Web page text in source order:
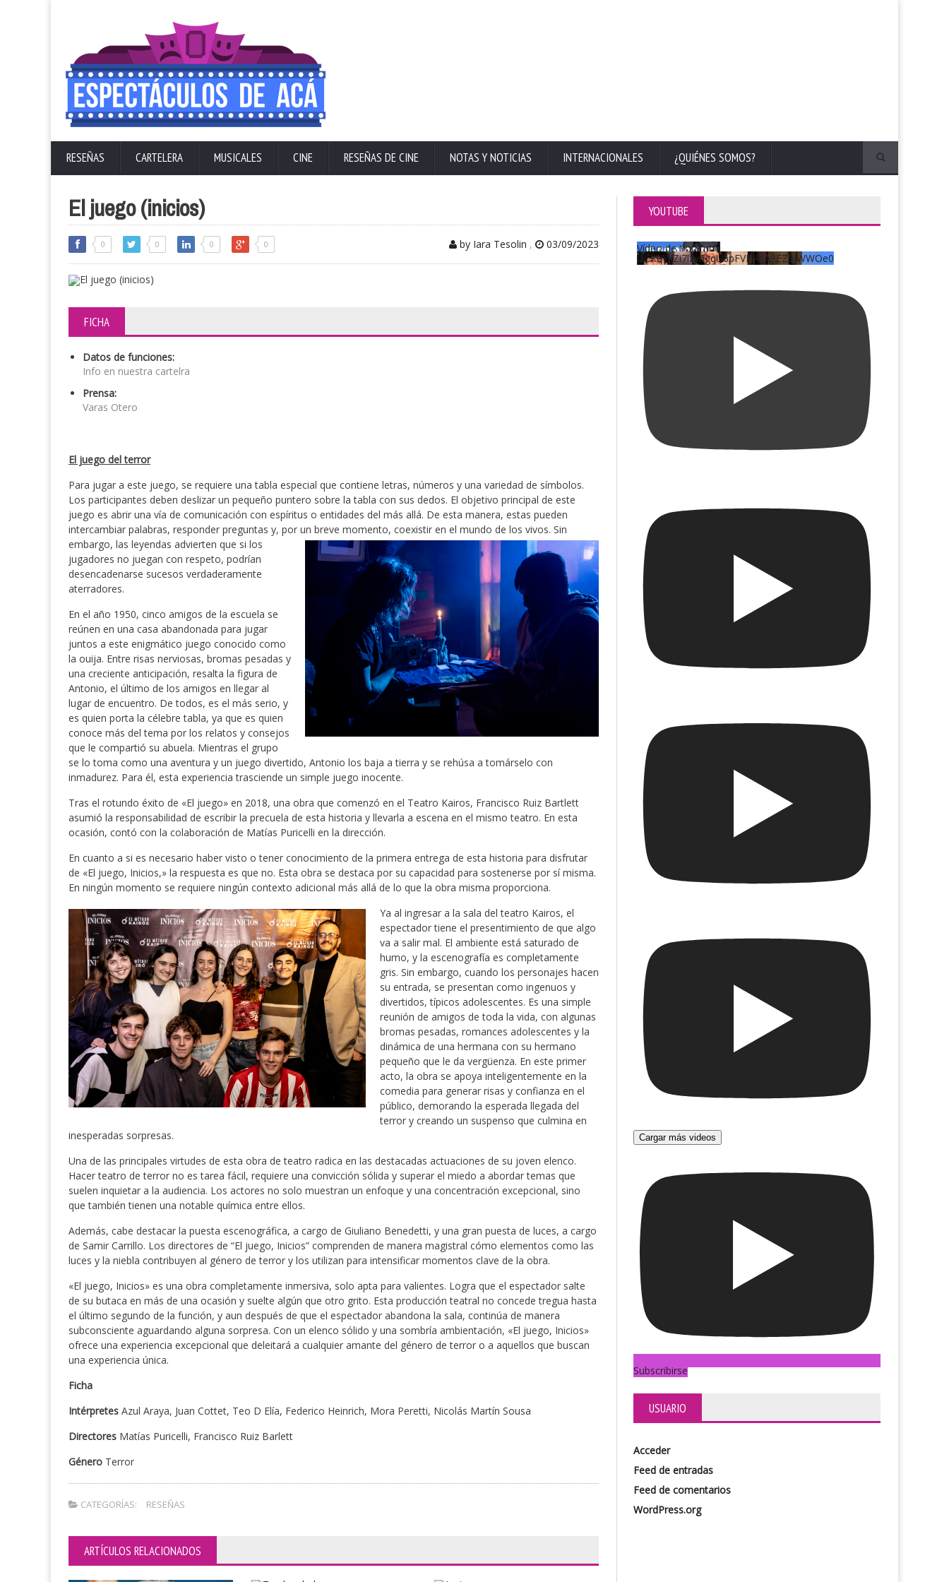
RESEÑAS CARTELERA MUSICALES CINE RESEÑAS DE CINE NOTAS Y NOTICIAS INTERNACIONALES ¿QUIÉNES SOMOS?
El juego (inicios)
0 0 0 0 by Iara Tesolin , 03/09/2023
FICHA
Datos de funciones:
Info en nuestra cartelra
Prensa:
Varas Otero
El juego del terror
Para jugar a este juego, se requiere una tabla especial que contiene letras, números y una variedad de símbolos.
Los participantes deben deslizar un pequeño puntero sobre la tabla con sus dedos. El objetivo principal de este
juego es abrir una vía de comunicación con espíritus o entidades del más allá. De esta manera, estas pueden
intercambiar palabras, responder preguntas y, por un breve momento, coexistir en el mundo de los vivos. Sin
embargo, las leyendas advierten que si los
jugadores no juegan con respeto, podrían
desencadenarse sucesos verdaderamente
aterradores.
En el año 1950, cinco amigos de la escuela se
reúnen en una casa abandonada para jugar
juntos a este enigmático juego conocido como
la ouija. Entre risas nerviosas, bromas pesadas y
una creciente anticipación, resalta la figura de
Antonio, el último de los amigos en llegar al
lugar de encuentro. De todos, es el más serio, y
es quien porta la célebre tabla, ya que es quien
conoce más del tema por los relatos y consejos
que le compartió su abuela. Mientras el grupo
se lo toma como una aventura y un juego divertido, Antonio los baja a tierra y se rehúsa a tomárselo con
inmadurez. Para él, esta experiencia trasciende un simple juego inocente.
Tras el rotundo éxito de «El juego» en 2018, una obra que comenzó en el Teatro Kairos, Francisco Ruiz Bartlett
asumió la responsabilidad de escribir la precuela de esta historia y llevarla a escena en el mismo teatro. En esta
ocasión, contó con la colaboración de Matías Puricelli en la dirección.
En cuanto a si es necesario haber visto o tener conocimiento de la primera entrega de esta historia para disfrutar
de «El juego, Inicios,» la respuesta es que no. Esta obra se destaca por su capacidad para sostenerse por sí misma.
En ningún momento se requiere ningún contexto adicional más allá de lo que la obra misma proporciona.
Ya al ingresar a la sala del teatro Kairos, el
espectador tiene el presentimiento de que algo
va a salir mal. El ambiente está saturado de
humo, y la escenografía es completamente
gris. Sin embargo, cuando los personajes hacen
su entrada, se presentan como ingenuos y
divertidos, típicos adolescentes. Es una simple
reunión de amigos de toda la vida, con algunas
bromas pesadas, romances adolescentes y la
dinámica de una hermana con su hermano
pequeño que le da vergüenza. En este primer
acto, la obra se apoya inteligentemente en la
comedia para generar risas y confianza en el
público, demorando la esperada llegada del
terror y creando un suspenso que culmina en
inesperadas sorpresas.
Una de las principales virtudes de esta obra de teatro radica en las destacadas actuaciones de su joven elenco.
Hacer teatro de terror no es tarea fácil, requiere una convicción sólida y superar el miedo a abordar temas que
suelen inquietar a la audiencia. Los actores no solo muestran un enfoque y una concentración excepcional, sino
que también tienen una notable química entre ellos.
Además, cabe destacar la puesta escenográfica, a cargo de Giuliano Benedetti, y una gran puesta de luces, a cargo
de Samir Carrillo. Los directores de “El juego, Inicios” comprenden de manera magistral cómo elementos como las
luces y la niebla contribuyen al género de terror y los utilizan para intensificar momentos clave de la obra.
«El juego, Inicios» es una obra completamente inmersiva, solo apta para valientes. Logra que el espectador salte
de su butaca en más de una ocasión y suelte algún que otro grito. Esta producción teatral no concede tregua hasta
el último segundo de la función, y aun después de que el espectador abandona la sala, continúa de manera
subconsciente aguardando alguna sorpresa. Con un elenco sólido y una sombría ambientación, «El juego, Inicios»
ofrece una experiencia excepcional que deleitará a cualquier amante del género de terror o a aquellos que buscan
una experiencia única.
Ficha
Intérpretes Azul Araya, Juan Cottet, Teo D Elía, Federico Heinrich, Mora Peretti, Nicolás Martín Sousa
Directores Matías Puricelli, Francisco Ruiz Barlett
Género Terror
CATEGORÍAS: RESEÑAS
ARTÍCULOS RELACIONADOS
YOUTUBE
Vídeo de YouTube
UCKqYjiZi7lzy6gqU6pFVFiA_A3EZ9JWWOe0
Cargar más videos
Subscribirse
USUARIO
Acceder
Feed de entradas
Feed de comentarios
WordPress.org